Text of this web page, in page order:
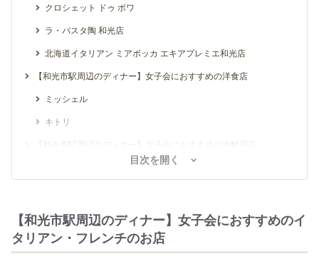
クロシェット ドゥ ボワ
ラ・パスタ陶 和光店
北海道イタリアン ミアボッカ エキアプレミエ和光店
【和光市駅周辺のディナー】女子会におすすめの洋食店
ミッシェル
キトリ
【和光市駅周辺のディナー】女子会におすすめの肉料理店
焼肉 ブリッヂ エキアプレミエ和光店
【和光市駅周辺のディナー】女子会におすすめの居酒屋・バー
目次を開く
【和光市駅周辺のディナー】女子会におすすめのイ
タリアン・フレンチのお店